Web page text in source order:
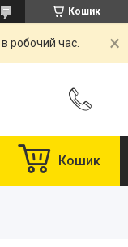
Кошик
робочий час.
Кошик